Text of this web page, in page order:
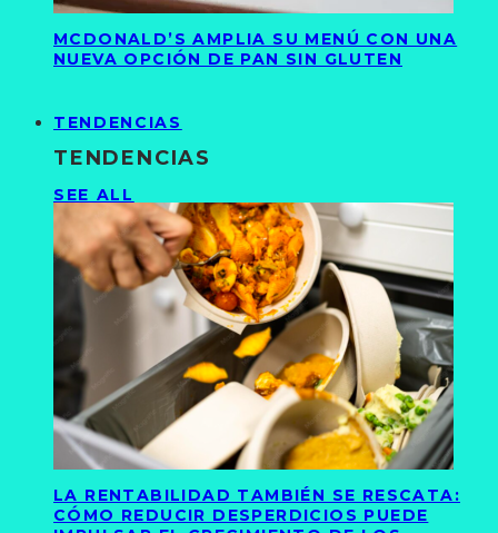
MCDONALD’S AMPLIA SU MENÚ CON UNA
NUEVA OPCIÓN DE PAN SIN GLUTEN
TENDENCIAS
TENDENCIAS
SEE ALL
LA RENTABILIDAD TAMBIÉN SE RESCATA:
CÓMO REDUCIR DESPERDICIOS PUEDE